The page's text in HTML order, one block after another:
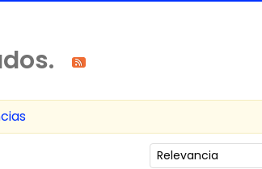
Ordenar por: